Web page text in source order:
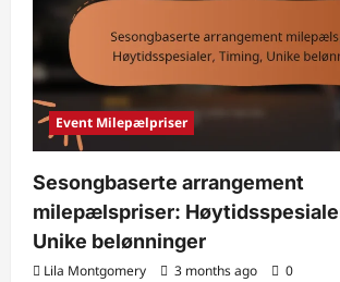
Event Milepælpriser
Sesongbaserte arrangement
milepælspriser:
Unike belønninger
Lila Montgomery 3 months ago 0